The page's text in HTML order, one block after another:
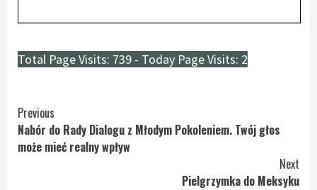
Total Page Visits: 739 - Today Page Visits: 2
Continue
Reading
Previous
Nabór do Rady Dialogu z Młodym Pokoleniem. Twój głos
może mieć realny wpływ
Next
Pielgrzymka do Meksyku